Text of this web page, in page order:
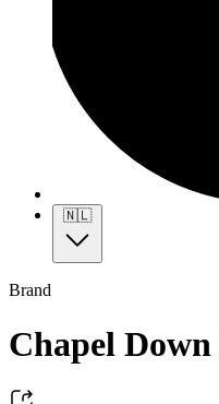
🇳🇱
Brand
Chapel